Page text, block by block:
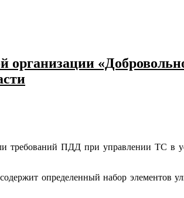
требований ПДД при управлении ТС в
определенный набор элементов